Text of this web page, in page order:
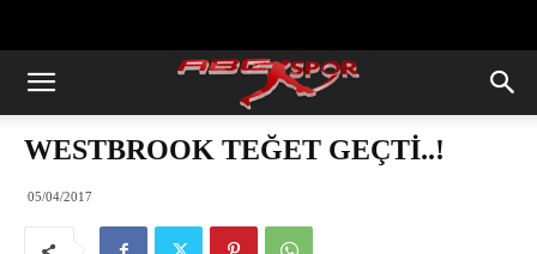
WESTBROOK TEĞET GEÇTİ..!
05/04/2017